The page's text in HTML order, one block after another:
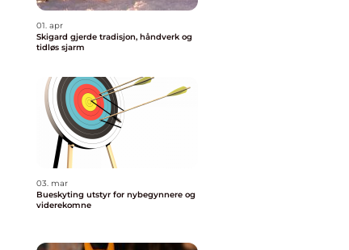
01. apr
Skigard gjerde tradisjon, håndverk og
tidløs sjarm
03. mar
Bueskyting utstyr for nybegynnere og
viderekomne